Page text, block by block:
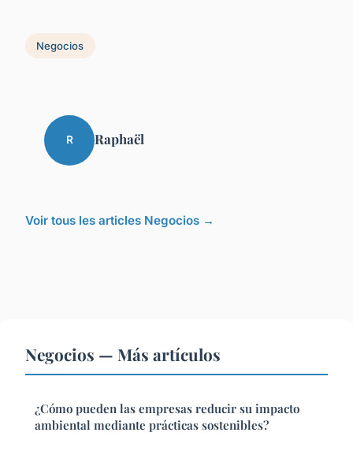
Negocios
R Raphaël
Voir tous les articles Negocios →
Negocios — Más artículos
¿Cómo pueden las empresas reducir su impacto
ambiental mediante prácticas sostenibles?